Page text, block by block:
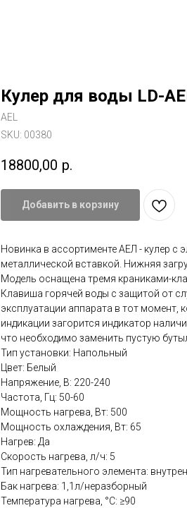
Кулер для воды LD-
AEL
SKU: 00380
18800,00 р.
Добавить в корзину
Новинка в ассортименте АЕЛ - кулер с
металлической вставкой. Нижняя
Модель оснащена тремя краниками-
Клавиша горячей воды с защитой от
эксплуатации аппарата в тот момент,
индикации загорится индикатор
что необходимо заменить пустую
Тип установки: Напольный
Цвет: Белый
Напряжение, В: 220-240
Частота, Гц: 50-60
Мощность нагрева, Вт: 500
Мощность охлаждения, Вт: 65
Нагрев: Да
Скорость нагрева, л/ч: 5
Тип нагревательного элемента:
Бак нагрева: 1,1л/неразборный
Температура нагрева, °С: ≥90